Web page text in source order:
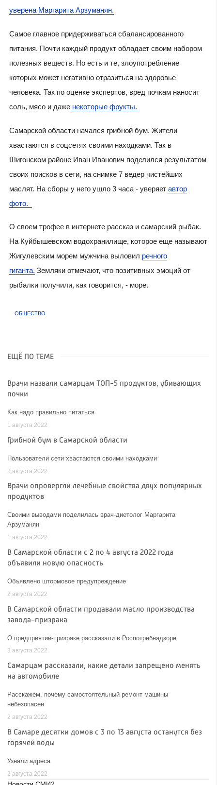
уверена Маргарита Арзуманян.
Самое главное придерживаться сбалансированного
питания. Почти каждый продукт обладает своим набором
полезных веществ. Но есть и те, злоупотребление
которых может негативно отразиться на здоровье
человека. Так по оценке экспертов, вред почкам наносит
соль, мясо и даженекоторые фрукты.
Самарской области начался грибной бум. Жители
хвастаются в соцсетях своими находками. Так в
Шигонском районе Иван Иванович поделился результатом
своих поисков в сети, на снимке 7 ведер чистейших
маслят. На сборы у него ушло 3 часа - уверяет автор
фото.
О своем трофее в интернете рассказ и самарский рыбак.
На Куйбышевском водохранилище, которое еще называют
Жигулевским морем мужчина выловил речного
гиганта. Земляки отмечают, что позитивных эмоций от
рыбалки получили, как говорится, - море.
ОБЩЕСТВО
ЕЩЁ ПО ТЕМЕ
Врачи назвали самарцам ТОП-5 продуктов, убивающих
почки
Как надо правильно питаться
1 августа 2022
Грибной бум в Самарской области
Пользователи сети хвастаются своими находками
2 августа 2022
Врачи опровергли лечебные свойства двух популярных
продуктов
Своими выводами поделилась врач-диетолог Маргарита
Арзуманян
1 августа 2022
В Самарской области с 2 по 4 августа 2022 года
объявили новую опасность
Объявлено штормовое предупреждение
2 августа 2022
В Самарской области продавали масло производства
завода-призрака
О предприятии-призраке рассказали в Роспотребнадзоре
3 августа 2022
Самарцам рассказали, какие детали запрещено менять
на автомобиле
Расскажем, почему самостоятельный ремонт машины
небезопасен
2 августа 2022
В Самаре десятки домов с 3 по 13 августа останутся без
горячей воды
Узнали адреса
2 августа 2022